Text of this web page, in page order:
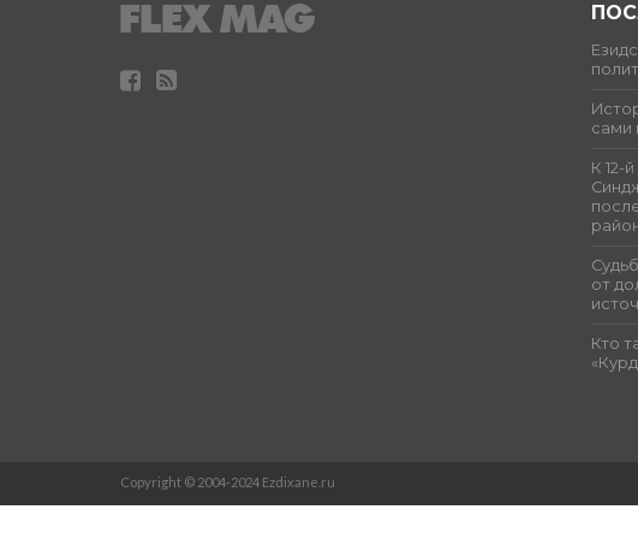
сами
К 12-
от
Кто
Copyright © 2004-2024 Ezdixane.ru